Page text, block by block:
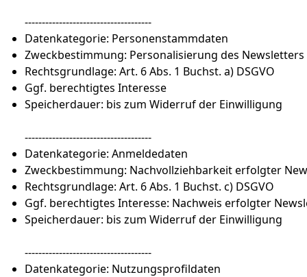
-------------------------------------
Datenkategorie: Personenstammdaten
Zweckbestimmung: Personalisierung des Newsletters
Rechtsgrundlage: Art. 6 Abs. 1 Buchst. a) DSGVO
Ggf. berechtigtes Interesse
Speicherdauer: bis zum Widerruf der Einwilligung
-------------------------------------
Datenkategorie: Anmeldedaten
Zweckbestimmung: Nachvollziehbarkeit erfolgter
Rechtsgrundlage: Art. 6 Abs. 1 Buchst. c) DSGVO
Ggf. berechtigtes Interesse: Nachweis erfolgter
Speicherdauer: bis zum Widerruf der Einwilligung
-------------------------------------
Datenkategorie: Nutzungsprofildaten